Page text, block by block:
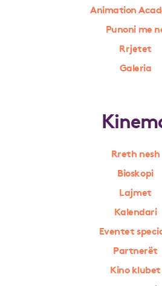
Animation
Punoni me
Rrjetet
Galeria
Rreth nesh
Bioskopi
Lajmet
Kalendari
Eventet
Partnerët
Kino klubet